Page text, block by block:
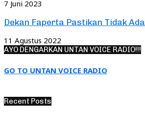
7 Juni 2023
Dekan Faperta Pastikan Tidak
11 Agustus 2022
AYO DENGARKAN UNTAN VOICE RADIO!!!
GO TO UNTAN VOICE RADIO
Recent Posts